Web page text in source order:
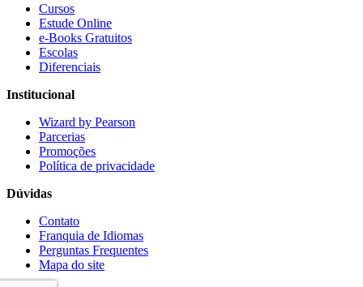
Cursos
Estude Online
e-Books Gratuitos
Escolas
Diferenciais
Institucional
Wizard by Pearson
Parcerias
Promoções
Política de privacidade
Dúvidas
Contato
Franquia de Idiomas
Perguntas Frequentes
Mapa do site